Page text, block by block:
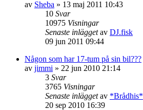
av Sheba » 13 maj 2011 10:43
10 Svar
10975 Visningar
Senaste inläggetav DJ.fisk
09 jun 2011 09:44
Någon som har 17-tum på sin bil???
av jimmi » 22 jun 2010 21:14
3 Svar
3765 Visningar
Senaste inläggetav *Brådhis*
20 sep 2010 16:39